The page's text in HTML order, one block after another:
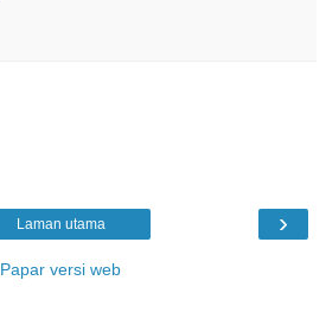
›
Laman utama
Papar versi web